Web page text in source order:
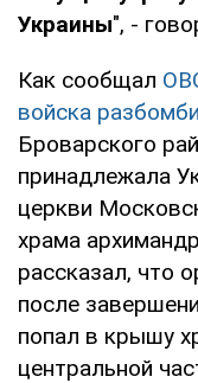
Украины", -
Как сообщал
войска
Броварского
принадлежала
церкви
храма
рассказал, что
после
попал в крышу
центральной